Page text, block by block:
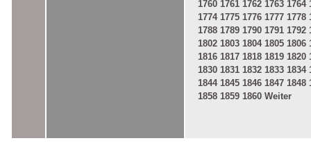
1760 1761 1762 1763 1764
1774 1775 1776 1777 1778
1788 1789 1790 1791 1792
1802 1803 1804 1805 1806
1816 1817 1818 1819 1820
1830 1831 1832 1833 1834
1844 1845 1846 1847 1848
1858 1859 1860 Weiter